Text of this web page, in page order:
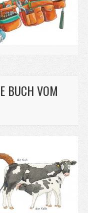
VOM B